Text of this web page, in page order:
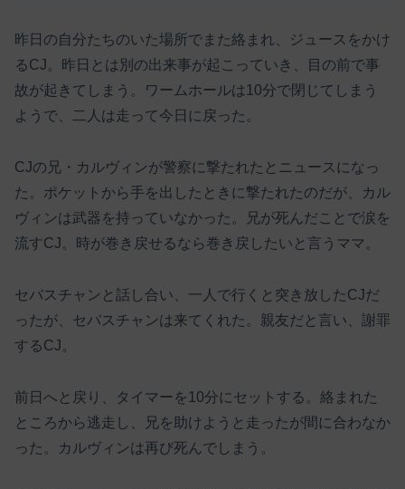
昨日の自分たちのいた場所でまた絡まれ、ジュースをかけ
るCJ。昨日とは別の出来事が起こっていき、目の前で事
故が起きてしまう。ワームホールは10分で閉じてしまう
ようで、二人は走って今日に戻った。
CJの兄・カルヴィンが警察に撃たれたとニュースになっ
た。ポケットから手を出したときに撃たれたのだが、カル
ヴィンは武器を持っていなかった。兄が死んだことで涙を
流すCJ。時が巻き戻せるなら巻き戻したいと言うママ。
セバスチャンと話し合い、一人で行くと突き放したCJだ
ったが、セバスチャンは来てくれた。親友だと言い、謝罪
するCJ。
前日へと戻り、タイマーを10分にセットする。絡まれた
ところから逃走し、兄を助けようと走ったが間に合わなか
った。カルヴィンは再び死んでしまう。